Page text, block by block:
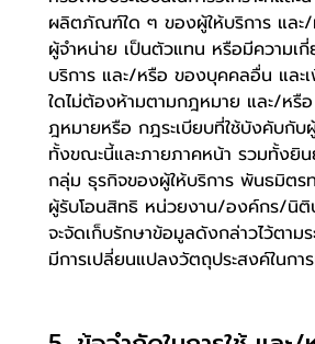
ผลิตภัณฑ์ใด ๆ ของผู้ให้บริการ และ
ผู้จำหน่าย เป็นตัวแทน หรือมีความเ
บริการ และ/หรือ ของบุคคลอื่น และ
ใดไม่ต้องห้ามตามกฎหมาย และ/หรื
ฎหมายหรือ กฎระเบียบที่ใช้บังคับกับ
ทั้งขณะนี้และภายภาคหน้า รวมทั้งยิ
กลุ่ม ธุรกิจของผู้ให้บริการ พันธมิตร
ผู้รับโอนสิทธิ หน่วยงาน/องค์กร/นิ
จะจัดเก็บรักษาข้อมูลดังกล่าวไว้ตาม
มีการเปลี่ยนแปลงวัตถุประสงค์ในก